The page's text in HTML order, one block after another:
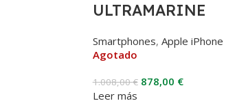
ULTRAMARINE
Smartphones, Apple iPhone
Agotado
1.008,00€ 878,00 €
Leer más